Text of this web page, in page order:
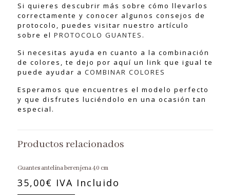
Si quieres descubrir más sobre cómo llevarlos
correctamente y conocer algunos consejos de
protocolo, puedes visitar nuestro artículo
sobre el PROTOCOLO GUANTES .
Si necesitas ayuda en cuanto a la combinación
de colores, te dejo por aquí un link que igual te
puede ayudar a COMBINAR COLORES
Esperamos que encuentres el modelo perfecto
y que disfrutes luciéndolo en una ocasión tan
especial.
Productos relacionados
Guantes antelina berenjena 40 cm
35,00€ IVA Incluido